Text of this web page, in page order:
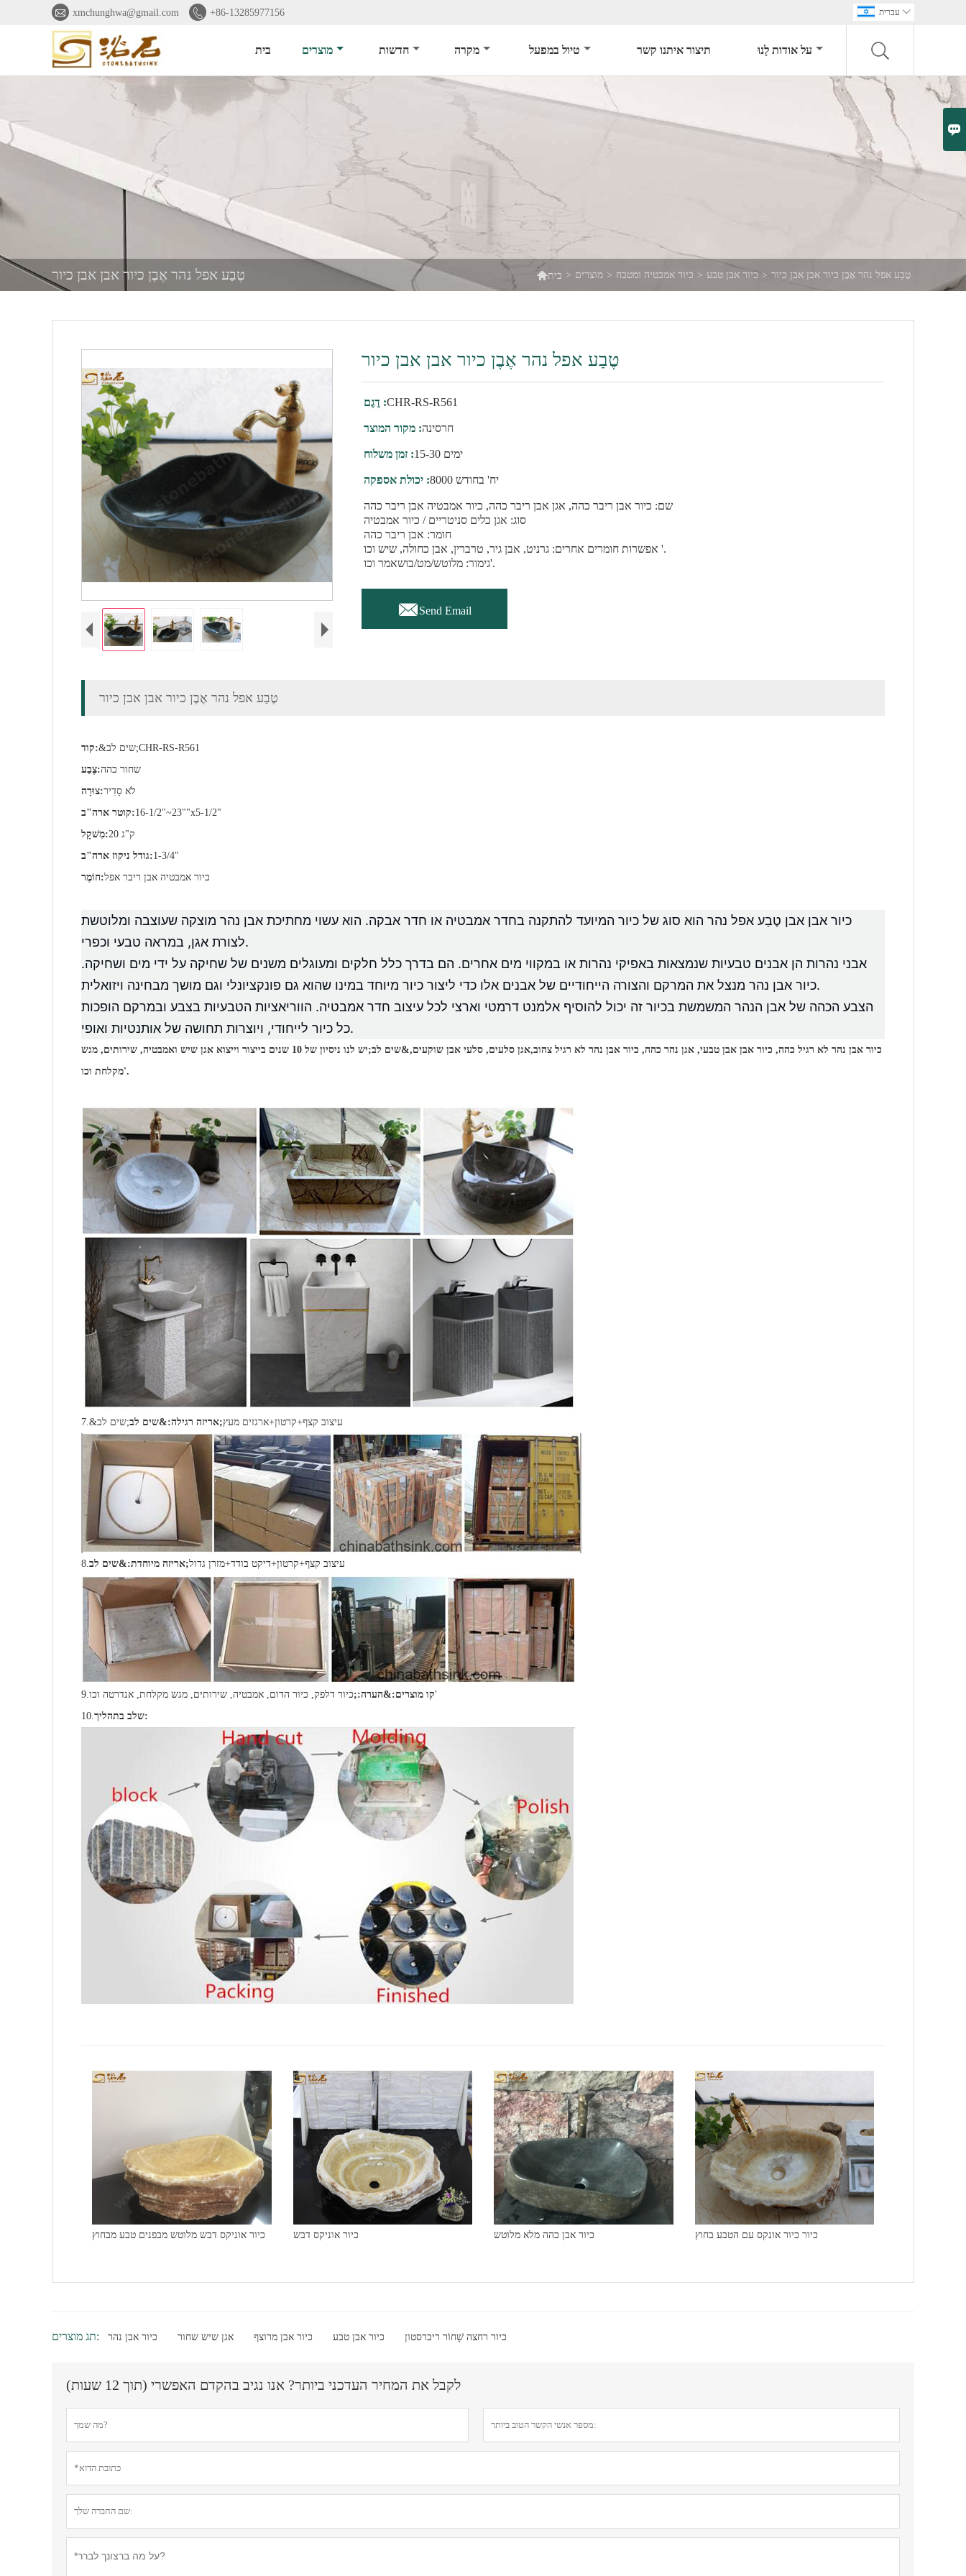

 xmchunghwa@gmail.com  +86-13285977156 עברית 
בית מוצרים חדשות מקרה טיול במפעל תיצור איתנו קשר על אודות לָנוּ
טֶבַע אפל נהר אֶבֶן כיור אבן אבן כיור בית > מוצרים > כיור אמבטיה ומטבח > כיור אבן טבע > טֶבַע אפל נהר אֶבֶן כיור אבן אבן כיור
טֶבַע אפל נהר אֶבֶן כיור אבן אבן כיור
דֶגֶם :CHR-RS-R561
מקור המוצר :חרסינה
זמן משלוח : 15-30 ימים
יכולת אספקה : 8000 יח' בחודש
שם: כיור אבן ריבר כהה, אגן אבן ריבר כהה, כיור אמבטיה אבן ריבר כהה
סוג: אגן כלים סניטריים / כיור אמבטיה
חומר: אבן ריבר כהה
אפשרות חומרים אחרים: גרניט, אבן גיר, טרברין, אבן כחולה, שיש וכו '.
גימור: מלוטש/מט/בושאמר וכו'.
Send Email
טֶבַע אפל נהר אֶבֶן כיור אבן אבן כיור
קוד:
&שים לב;CHR-RS-R561
צֶבַע:שחור כהה
צוּרָה:לֹא סָדִיר
קוטר ארה"ב:16-1/2"~23""x5-1/2"
מִשׁקָל:
20 ק"ג
גודל ניקוז ארה"ב:1-3/4"
חוֹמֶר:כיור אמבטיה אבן ריבר אפל
כיור אבן אבן טֶבַע אפל נהר הוא סוג של כיור המיועד להתקנה בחדר אמבטיה או חדר אבקה. הוא עשוי מחתיכת אבן נהר מוצקה שעוצבה ומלוטשת
לצורת אגן, במראה טבעי וכפרי.
אבני נהרות הן אבנים טבעיות שנמצאות באפיקי נהרות או במקווי מים אחרים. הם בדרך כלל חלקים ומעוגלים משנים של שחיקה על ידי מים ושחיקה.
כיור אבן נהר מנצל את המרקם והצורה הייחודיים של אבנים אלו כדי ליצור כיור מיוחד במינו שהוא גם פונקציונלי וגם מושך מבחינה ויזואלית.
הצבע הכהה של אבן הנהר המשמשת בכיור זה יכול להוסיף אלמנט דרמטי וארצי לכל עיצוב חדר אמבטיה. הווריאציות הטבעיות בצבע ובמרקם הופכות
כל כיור לייחודי, ויוצרות תחושה של אותנטיות ואופי.
כיור אבן נהר לא רגיל כהה, כיור אבן אבן טבעי, אגן נהר כהה, כיור אבן נהר לא רגיל צהוב,אגן סלעים, סלעי אבן שוקעים,&שים לב;
יש לנו ניסיון של 10 שנים בייצור וייצוא אגן שיש ואמבטיה, שירותים, מגש
מקלחת וכו'.
7.&שים לב; אריזה רגילה:&שים לב;עיצוב קצף+קרטון+ארגזים מעץ
8. אריזה מיוחדת:&שים לב;עיצוב קצף+קרטון+דיקט בודד+מזרן גדול
9. קו מוצרים:&הערה:;כיור דלפק, כיור הדום, אמבטיה, שירותים, מגש מקלחת, אנדרטה וכו'
10.
שלב בתהליך:
כיור אוניקס דבש מלוטש מבפנים טבע מבחוץ כיור אוניקס דבש כיור אבן כהה מלא מלוטש כיור כיור אונקס עם הטבע בחוץ
תג מוצרים: כיור אבן נהר אגן שיש שחור כיור אבן מרוצף כיור אבן טבע כיור רחצה שָׁחוֹר ריברסטון
לקבל את המחיר העדכני ביותר? אנו נגיב בהקדם האפשרי (תוך 12 שעות)